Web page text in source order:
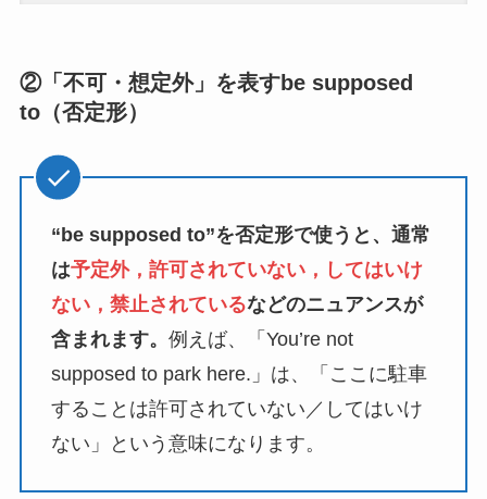
②「不可・想定外」を表すbe supposed
to（否定形）
“be supposed to”を否定形で使うと、通常
は予定外，許可されていない，してはいけ
ない，禁止されているなどのニュアンスが
含まれます。 例えば、「You’re not
supposed to park here.」は、「ここに駐車
することは許可されていない／してはいけ
ない」という意味になります。